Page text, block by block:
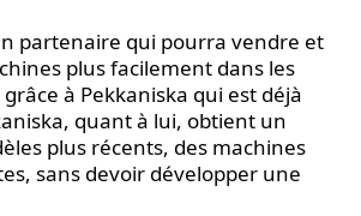
partenaire qui pourra vendre et
plus facilement dans les
à Pekkaniska qui est déjà
quant à lui, obtient un
plus récents, des machines
sans devoir développer une